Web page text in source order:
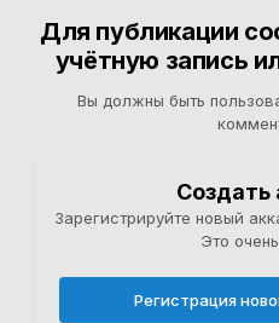
Для публикации
учётную запись
Вы должны быть
Создать
Зарегистрируйте новый
Это
Регистрация